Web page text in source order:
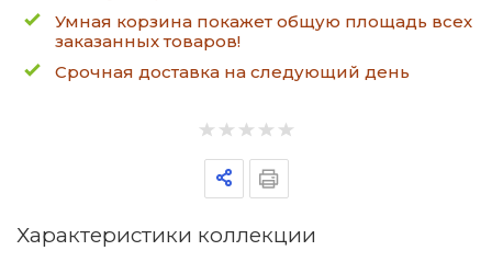
Умная корзина покажет общую площадь всех
заказанных товаров!
Срочная доставка на следующий день
Характеристики коллекции